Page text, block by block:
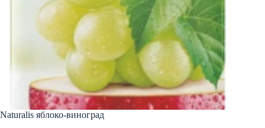
Naturalis яблоко-виноград